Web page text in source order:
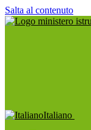
Salta al contenuto
Italiano